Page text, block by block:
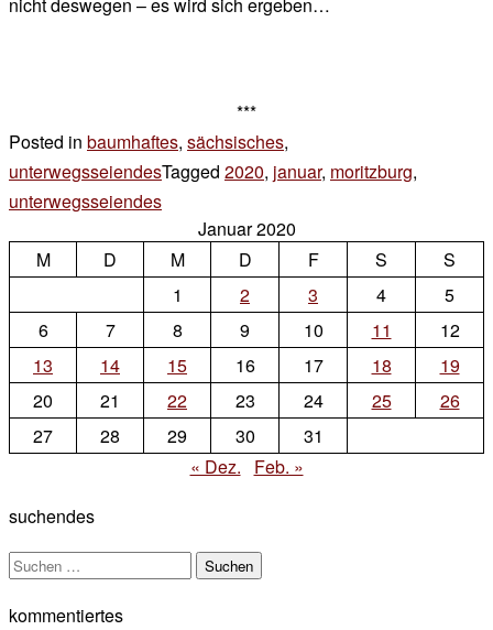
nicht deswegen – es wird sich ergeben…
***
Posted in baumhaftes, sächsisches,
unterwegsseiendesTagged 2020, januar, moritzburg,
unterwegsseiendes
Comment
on
irgendwie
Januar 2020
M
D M D F S
S
1
2 3 4
5
6
7 8 9 10 11
12
13
14 15 16 17 18
19
20
21 22 23 24 25
26
27
28 29 30
31
« Dez.
Feb. »
suchendes
Suchen
kommentiertes